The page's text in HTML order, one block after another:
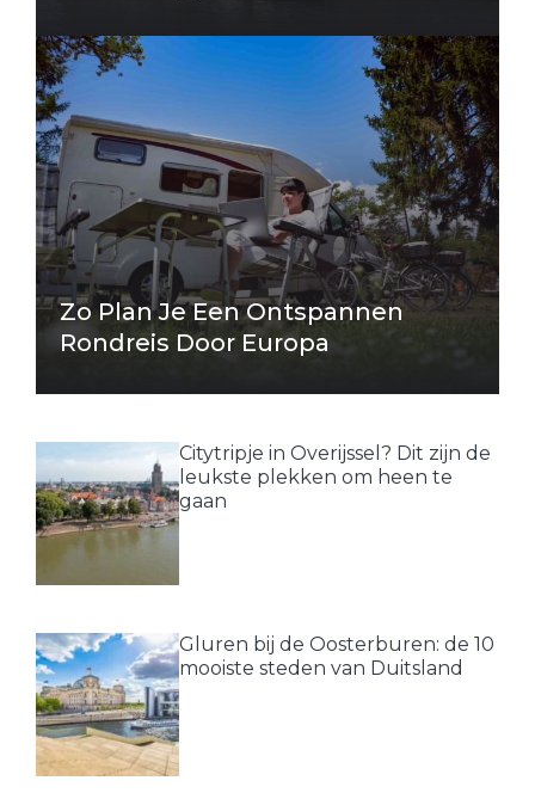
Zo Plan Je Een Ontspannen
Rondreis Door Europa
Citytripje in Overijssel? Dit zijn de
leukste plekken om heen te
gaan
Gluren bij de Oosterburen: de 10
mooiste steden van Duitsland